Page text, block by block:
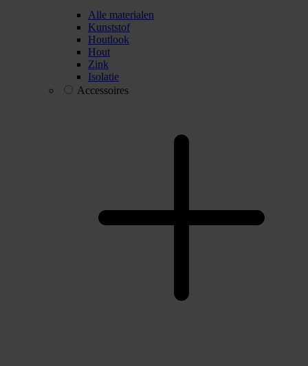
Alle materialen
Kunststof
Houtlook
Hout
Zink
Isolatie
Accessoires